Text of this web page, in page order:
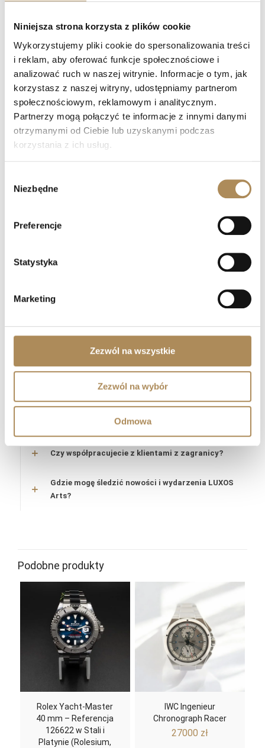
Niniejsza strona korzysta z plików cookie
Wykorzystujemy pliki cookie do spersonalizowania treści
i reklam, aby oferować funkcje społecznościowe i
analizować ruch w naszej witrynie. Informacje o tym, jak
korzystasz z naszej witryny, udostępniamy partnerom
społecznościowym, reklamowym i analitycznym.
Partnerzy mogą połączyć te informacje z innymi danymi
otrzymanymi od Ciebie lub uzyskanymi podczas
korzystania z ich usług.
zgody
Niezbędne
Preferencje
Statystyka
Marketing
Zezwól na wszystkie
Zezwól na wybór
Odmowa
poprosić o wyszukanie konkretnego przedmiotu?
Czy obiekty oferowane przez LUXOS Arts są
autentyczne i wartościowe?
Czy każdy przedmiot posiada certyfikat
autentyczności?
Jakie certyfikaty posiada zespół LUXOS Arts?
Czy zegarki z oferty LUXOS Arts objęte są
Czy zakupy w LUXOS Arts są bezpieczne?
Czy LUXOS Arts oferuje doradztwo
Czy mogę sprzedać przedmiot za
pośrednictwem LUXOS Arts?
Jak mogę umówić się na spotkanie?
Czy LUXOS Arts organizuje wydarzenia
Czy współpracujecie z klientami z zagranicy?
Gdzie mogę śledzić nowości i wydarzenia LUXOS
Arts?
Podobne produkty
Rolex Yacht-Master
40 mm – Referencja
126622 w Stali i
Platynie (Rolesium,
IWC Ingenieur
Chronograph Racer
27000 zł